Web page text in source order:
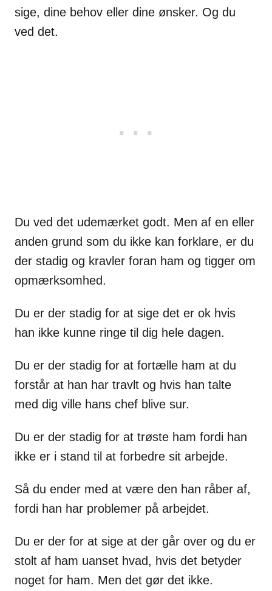
sige, dine behov eller dine ønsker. Og du
ved det.
Du ved det udemærket godt. Men af en eller
anden grund som du ikke kan forklare, er du
der stadig og kravler foran ham og tigger om
opmærksomhed.
Du er der stadig for at sige det er ok hvis
han ikke kunne ringe til dig hele dagen.
Du er der stadig for at fortælle ham at du
forstår at han har travlt og hvis han talte
med dig ville hans chef blive sur.
Du er der stadig for at trøste ham fordi han
ikke er i stand til at forbedre sit arbejde.
Så du ender med at være den han råber af,
fordi han har problemer på arbejdet.
Du er der for at sige at der går over og du er
stolt af ham uanset hvad, hvis det betyder
noget for ham. Men det gør det ikke.